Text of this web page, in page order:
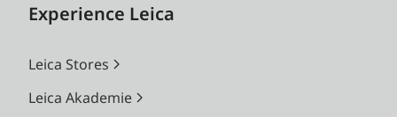
Experience Leica
Leica Stores
Leica Akademie